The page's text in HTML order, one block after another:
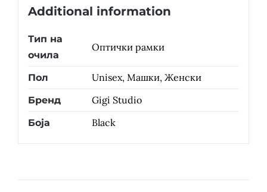
Additional information
Тип на
очила
Оптички рамки
Пол Unisex, Машки, Женски
Бренд Gigi Studio
Боја Black